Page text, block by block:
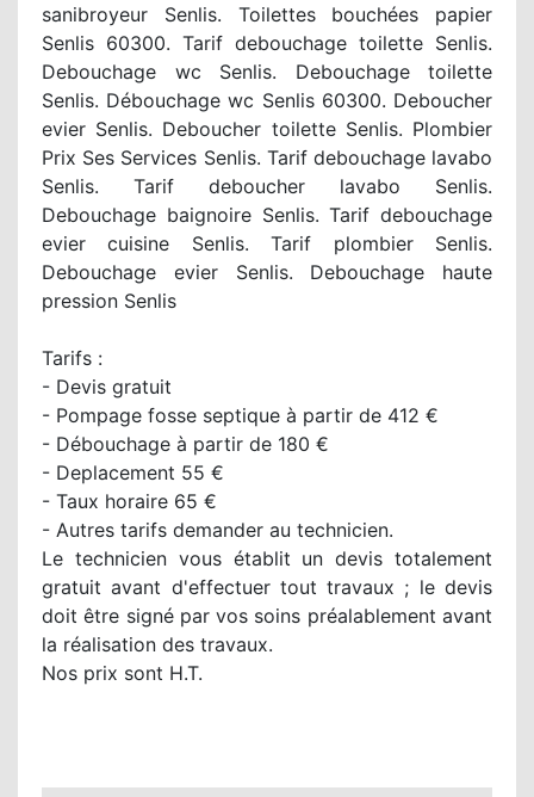
sanibroyeur Senlis. Toilettes bouchées papier
Senlis 60300. Tarif debouchage toilette Senlis.
Debouchage wc Senlis. Debouchage toilette
Senlis. Débouchage wc Senlis 60300. Deboucher
evier Senlis. Deboucher toilette Senlis. Plombier
Prix Ses Services Senlis. Tarif debouchage lavabo
Senlis. Tarif deboucher lavabo Senlis.
Debouchage baignoire Senlis. Tarif debouchage
evier cuisine Senlis. Tarif plombier Senlis.
Debouchage evier Senlis. Debouchage haute
pression Senlis
Tarifs :
- Devis gratuit
- Pompage fosse septique à partir de 412 €
- Débouchage à partir de 180 €
- Deplacement 55 €
- Taux horaire 65 €
- Autres tarifs demander au technicien.
Le technicien vous établit un devis totalement
gratuit avant d'effectuer tout travaux ; le devis
doit être signé par vos soins préalablement avant
la réalisation des travaux.
Nos prix sont H.T.